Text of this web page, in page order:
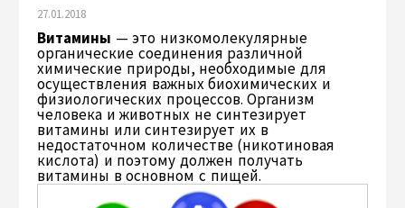
27.01.2018
Витамины — это низкомолекулярные
органические соединения различной
химические природы, необходимые для
осуществления важных биохимических и
физиологических процессов. Организм
человека и животных не синтезирует
витамины или синтезирует их в
недостаточном количестве (никотиновая
кислота) и поэтому должен получать
витамины в основном с пищей.